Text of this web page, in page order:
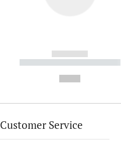
------------
----------- ----------- ----------
Customer Service